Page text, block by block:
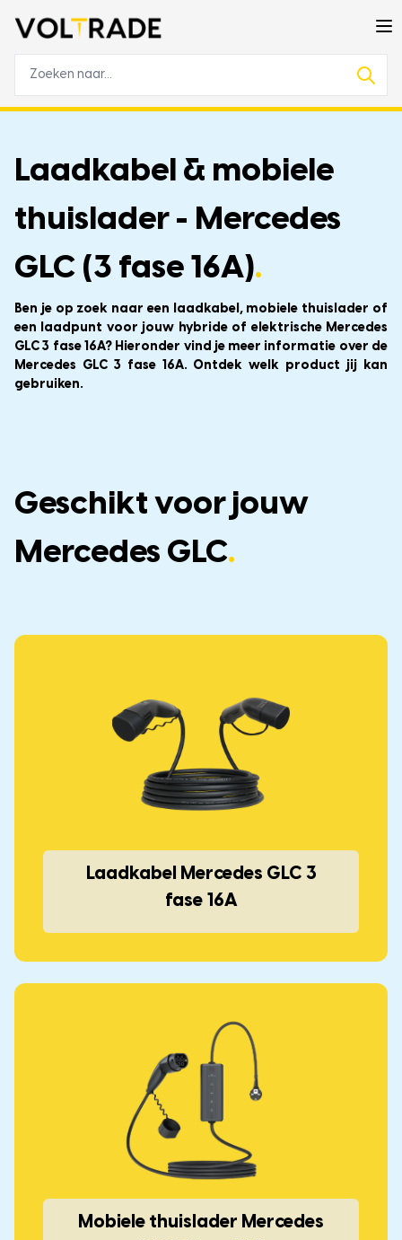
Laadkabel & mobiele
thuislader - Mercedes
GLC (3 fase 16A).
Ben je op zoek naar een laadkabel, mobiele thuislader of
een laadpunt voor jouw hybride of elektrische Mercedes
GLC 3 fase 16A? Hieronder vind je meer informatie over de
Mercedes GLC 3 fase 16A. Ontdek welk product jij kan
gebruiken.
Geschikt voor jouw
Mercedes GLC.
Laadkabel Mercedes GLC 3
fase 16A
Mobiele thuislader Mercedes